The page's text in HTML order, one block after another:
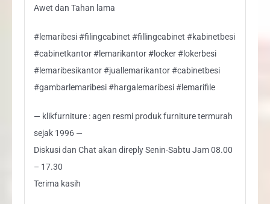
Awet dan Tahan lama
#lemaribesi #filingcabinet #fillingcabinet #kabinetbesi
#cabinetkantor #lemarikantor #locker #lokerbesi
#lemaribesikantor #juallemarikantor #cabinetbesi
#gambarlemaribesi #hargalemaribesi #lemarifile
— klikfurniture : agen resmi produk furniture termurah
sejak 1996 —
Diskusi dan Chat akan direply Senin-Sabtu Jam 08.00
– 17.30
Terima kasih